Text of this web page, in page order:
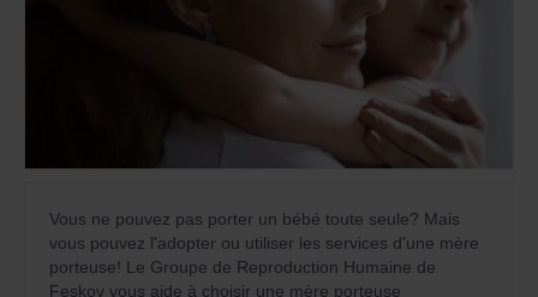
Vous ne pouvez pas porter un bébé toute seule? Mais
vous pouvez l'adopter ou utiliser les services d'une mère
porteuse! Le Groupe de Reproduction Humaine de
Feskov vous aide à choisir une mère porteuse